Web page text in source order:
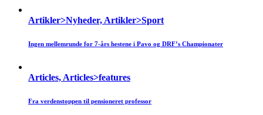
Artikler>Nyheder, Artikler>Sport
Ingen mellemrunde for 7-års hestene i Pavo og DRF’s Championater
Articles, Articles>features
Fra verdenstoppen til pensioneret professor